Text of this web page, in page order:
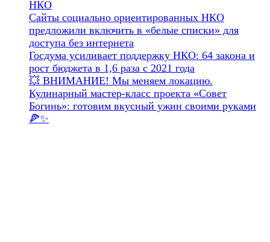
НКО
Сайты социально ориентированных НКО
предложили включить в «белые списки» для
доступа без интернета
Госдума усиливает поддержку НКО: 64 закона и
рост бюджета в 1,6 раза с 2021 года
💥 ВНИМАНИЕ! Мы меняем локацию.
Кулинарный мастер-класс проекта «Совет
Богинь»: готовим вкусный ужин своими руками
🍕✨